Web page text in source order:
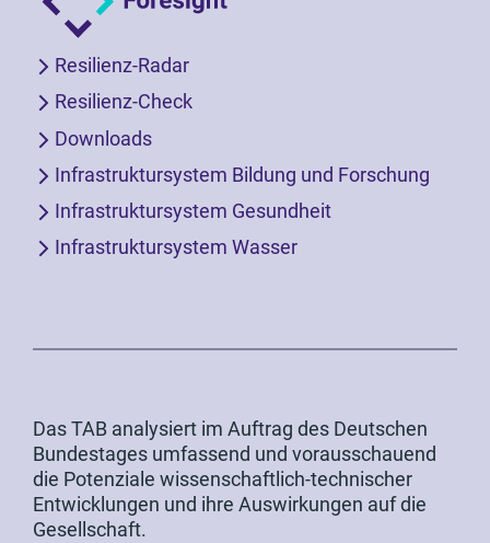
Resilienz-Radar
Resilienz-Check
Downloads
Infrastruktursystem Bildung und Forschung
Infrastruktursystem Gesundheit
Infrastruktursystem Wasser
Das TAB analysiert im Auftrag des Deutschen
Bundestages umfassend und vorausschauend
die Potenziale wissenschaftlich-technischer
Entwicklungen und ihre Auswirkungen auf die
Gesellschaft.